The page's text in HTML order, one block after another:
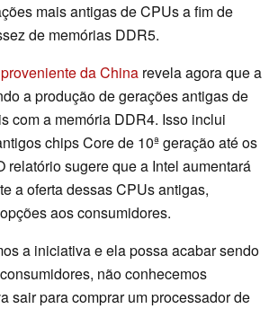
mais antigas de CPUs a fim de
de memórias DDR5.
da China revela agora que a
a produção de gerações antigas de
com a memória DDR4. Isso inclui
chips Core de 10ª geração até os
relatório sugere que a Intel aumentará
a oferta dessas CPUs antigas,
aos consumidores.
a iniciativa e ela possa acabar sendo
não conhecemos
sair para comprar um processador de